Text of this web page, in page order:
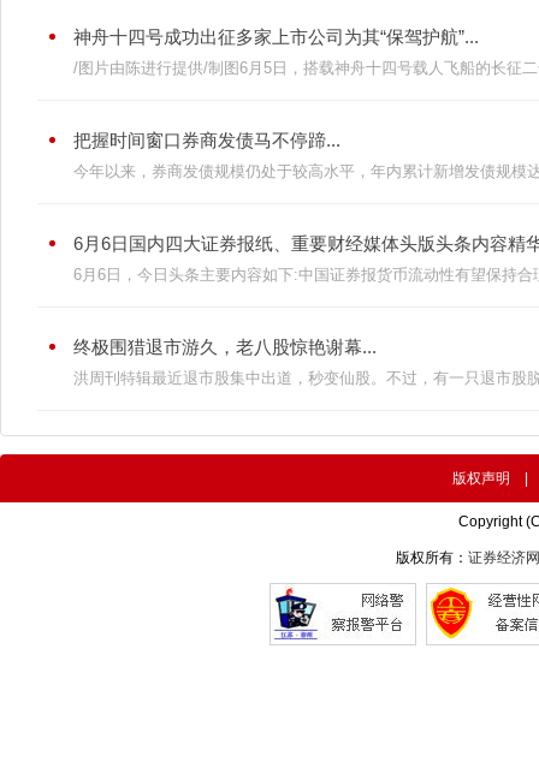
神舟十四号成功出征多家上市公司为其“保驾护航”...
/图片由陈进行提供/制图6月5日，搭载神舟十四号载人飞船的长征
把握时间窗口券商发债马不停蹄...
今年以来，券商发债规模仍处于较高水平，年内累计新增发债规模
6月6日国内四大证券报纸、重要财经媒体头版头条内容精
6月6日，今日头条主要内容如下:中国证券报货币流动性有望保持
终极围猎退市游久，老八股惊艳谢幕...
洪周刊特辑最近退市股集中出道，秒变仙股。不过，有一只退市股
版权声明
Copyright
版权所有：证券经济